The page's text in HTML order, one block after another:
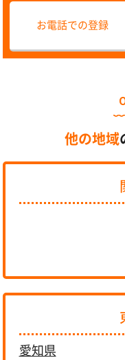
お電話での登録
他の地域
愛知県